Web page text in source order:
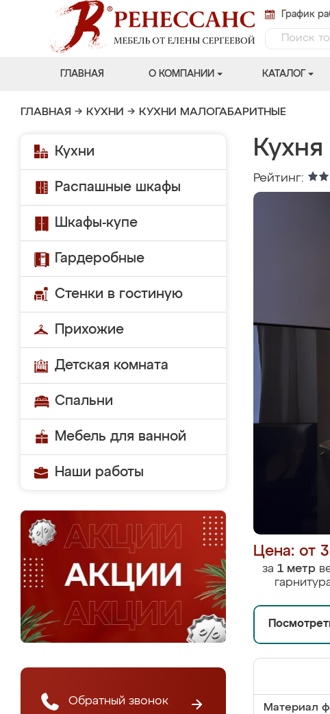
График
ГЛАВНАЯ О КОМПАНИИ КАТАЛОГ
ГЛАВНАЯ → КУХНИ → КУХНИ МАЛОГАБАРИТНЫЕ
Кухни
Распашные шкафы
Шкафы-купе
Гардеробные
Стенки в гостиную
Прихожие
Детская комната
Спальни
Мебель для ванной
Наши работы
Обратный звонок
Рейтинг:
Цена: от
за 1 метр
Материал